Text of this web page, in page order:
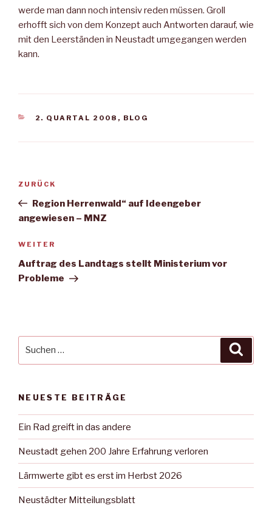
werde man dann noch intensiv reden müssen. Groll
erhofft sich von dem Konzept auch Antworten darauf, wie
mit den Leerständen in Neustadt umgegangen werden
kann.
KATEGORIEN
2. QUARTAL 2008 , BLOG
Beitragsnavigation
Vorheriger
Beitrag
ZURÜCK
Region Herrenwald“ auf Ideengeber
angewiesen – MNZ
Nächster
Beitrag
WEITER
Auftrag des Landtags stellt Ministerium vor
Probleme
NEUESTE BEITRÄGE
Ein Rad greift in das andere
Neustadt gehen 200 Jahre Erfahrung verloren
Lärmwerte gibt es erst im Herbst 2026
Neustädter Mitteilungsblatt